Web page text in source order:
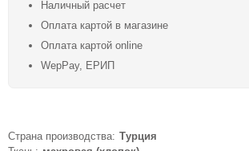
Наличный расчет
Оплата картой в магазине
Оплата картой online
WepPay, ЕРИП
Страна производства: Турция